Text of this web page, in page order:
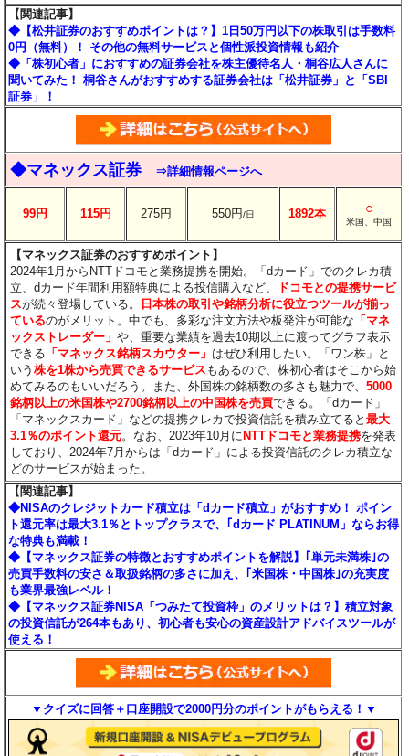
【関連記事】
◆【松井証券のおすすめポイントは？】1日50万円以下の株取引は手数料
0円（無料）！ その他の無料サービスと個性派投資情報も紹介
◆「株初心者」におすすめの証券会社を株主優待名人・桐谷広人さんに
聞いてみた！ 桐谷さんがおすすめする証券会社は「松井証券」と「SBI
証券」！
◆マネックス証券 ⇒詳細情報ページへ
99円 115円 275円 550円/日 1892本 ○
米国、中国
【マネックス証券のおすすめポイント】
2024年1月からNTTドコモと業務提携を開始。「dカード」でのクレカ積
立、dカード年間利用額特典による投信購入など、
ドコモとの提携サービ
スが続々登場している。
日本株の取引や銘柄分析に役立つツールが揃っ
ているのがメリット。中でも、多彩な注文方法や板発注が可能な 「マネ
ックストレーダー」や、重要な業績を過去10期以上に渡ってグラフ表示
できる 「マネックス銘柄スカウター」 はぜひ利用したい。「ワン株」と
いう株を1株から売買できるサービス もあるので、株初心者はそこから始
めてみるのもいいだろう。また、外国株の銘柄数の多さも魅力で、5000
銘柄以上の米国株や2700銘柄以上の中国株を売買できる。「dカード」
「マネックスカード」などの提携クレカで投資信託を積み立てると最大
3.1％のポイント還元。なお、2023年10月に NTTドコモと業務提携を発表
しており、2024年7月からは「dカード」による投資信託のクレカ積立な
どのサービスが始まった。
【関連記事】
◆NISAのクレジットカード積立は「dカード積立」がおすすめ！ ポイン
ト還元率は最大3.1％とトップクラスで、｢dカード PLATINUM」ならお得
な特典も満載！
◆【マネックス証券の特徴とおすすめポイントを解説】｢単元未満株｣の
売買手数料の安さ＆取扱銘柄の多さに加え、｢米国株・中国株｣の充実度
も業界最強レベル！
◆【マネックス証券NISA「つみたて投資枠」のメリットは？】積立対象
の投資信託が264本もあり、初心者も安心の資産設計アドバイスツールが
使える！
▼クイズに回答＋口座開設で2000円分のポイントがもらえる！▼